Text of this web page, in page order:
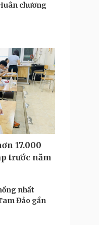
chương
17.000
trước năm
nhất
Đảo gần